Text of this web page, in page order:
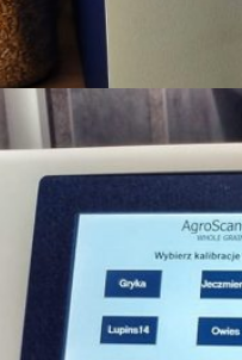
Edition3